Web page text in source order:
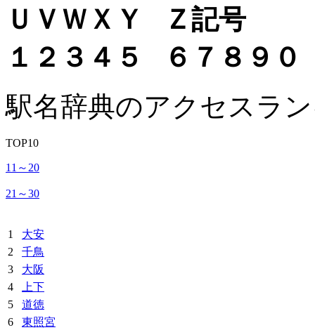
Ｕ Ｖ Ｗ Ｘ Ｙ Ｚ記号
１ ２ ３ ４ ５ ６ ７ ８ ９ ０
駅名辞典のアクセスラ
TOP10
11～20
21～30
1
大安
2
千鳥
3
大阪
4
上下
5
道徳
6
東照宮